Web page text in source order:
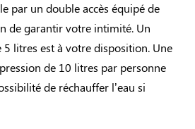
par un double accès équipé de
de garantir votre intimité. Un
5 litres est à votre disposition. Une
de 10 litres par personne
de réchauffer l’eau si